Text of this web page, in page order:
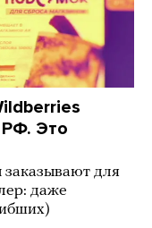
Это
заказывают для
даже